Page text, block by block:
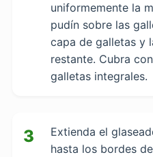
uniformemente la
pudín sobre las
capa de galletas y
restante. Cubra
galletas integrales.
3
Extienda el
hasta los bordes